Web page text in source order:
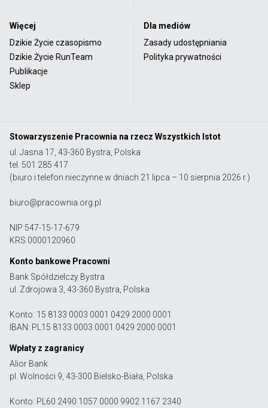
Więcej
Dzikie Życie czasopismo
Dzikie Życie RunTeam
Publikacje
Sklep
Dla mediów
Zasady udostępniania
Polityka prywatności
Stowarzyszenie Pracownia na rzecz Wszystkich Istot
ul. Jasna 17, 43-360 Bystra, Polska
tel. 501 285 417
(biuro i telefon nieczynne w dniach 21 lipca – 10 sierpnia 2026 r.)
biuro@pracownia.org.pl
NIP 547-15-17-679
KRS 0000120960
Konto bankowe Pracowni
Bank Spółdzielczy Bystra
ul. Zdrojowa 3, 43-360 Bystra, Polska
Konto: 15 8133 0003 0001 0429 2000 0001
IBAN: PL15 8133 0003 0001 0429 2000 0001
Wpłaty z zagranicy
Alior Bank
pl. Wolności 9, 43-300 Bielsko-Biała, Polska
Konto: PL60 2490 1057 0000 9902 1167 2340